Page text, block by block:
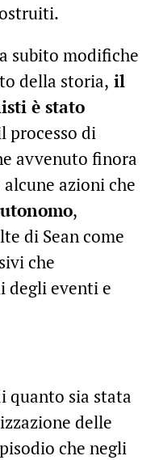
subito modifiche
della storia, il
è stato
processo di
avvenuto finora
azioni che
,
di Sean come
che
degli eventi e
quanto sia stata
delle
che negli